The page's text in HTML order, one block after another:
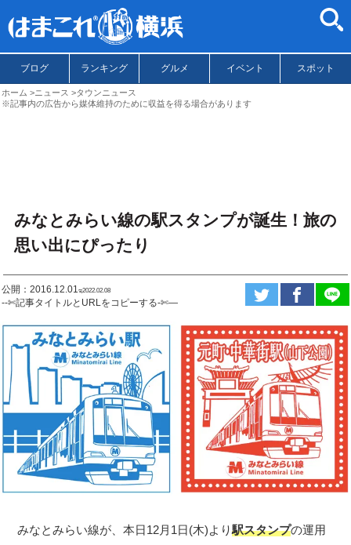
ブログ ランキング グルメ イベント スポット
ホーム ニュース
タウンニュース
※記事内の広告から媒体維持のために収益を得る場合があります
みなとみらい線の駅スタンプが誕生！旅の
思い出にぴったり
公開：2016.12.01ಇ2022.02.08
--✄記事タイトルとURLをコピーする-✄—
みなとみらい線が、本日12月1日(木)より駅スタンプの運用